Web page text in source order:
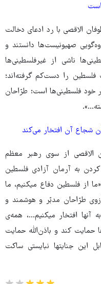
الاقصی با رد ادعای دخالت
صهیونیست‌ها دانستند و
ناشی از غیرفلسطینی‌ها
را دست‌کم گرفته‌اند؛
خود فلسطینی‌ها است؛ طرّاحان
شجاع آن افتخار می‌کند
الاقصی از سوی رهبر معظم
به آرمان آزادی فلسطین
از فلسطین دفاع میکنیم، ما
طرّاحان مدبّر و هوشمند و
آنها افتخار میکنیم...، همه‌ی
حمایت کند و باذن‌الله حمایت
این جنایتها نبایستی ساکت